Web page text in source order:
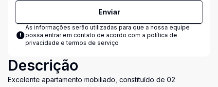
Enviar
As informações serão utilizadas para que a nossa equipe
possa entrar em contato de acordo com a política de
privacidade e termos de serviço
Descrição
Excelente apartamento mobiliado, constituído de 02